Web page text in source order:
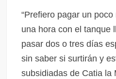
“Prefiero pagar un
una hora con el tanque
pasar dos o tres días
sin saber si surtirán y
subsidiadas de Catia la